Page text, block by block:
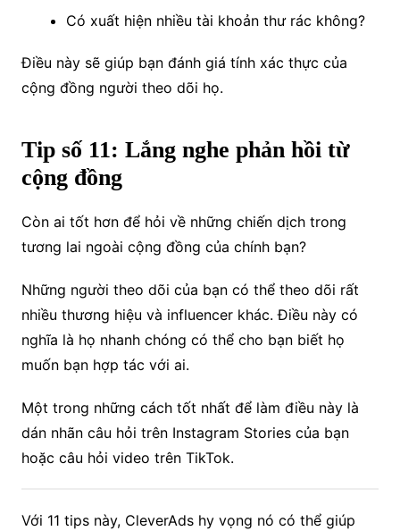
Có xuất hiện nhiều tài khoản thư rác không?
Điều này sẽ giúp bạn đánh giá tính xác thực của
cộng đồng người theo dõi họ.
Tip số 11: Lắng nghe phản hồi từ
cộng đồng
Còn ai tốt hơn để hỏi về những chiến dịch trong
tương lai ngoài cộng đồng của chính bạn?
Những người theo dõi của bạn có thể theo dõi rất
nhiều thương hiệu và influencer khác. Điều này có
nghĩa là họ nhanh chóng có thể cho bạn biết họ
muốn bạn hợp tác với ai.
Một trong những cách tốt nhất để làm điều này là
dán nhãn câu hỏi trên Instagram Stories của bạn
hoặc câu hỏi video trên TikTok.
Với 11 tips này, CleverAds hy vọng nó có thể giúp